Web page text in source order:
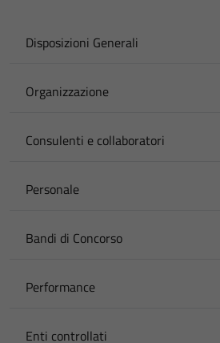
Disposizioni Generali
Organizzazione
Consulenti e collaboratori
Personale
Bandi di Concorso
Performance
Enti controllati